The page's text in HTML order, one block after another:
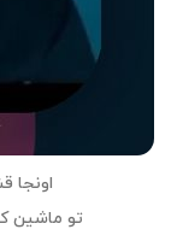
اونجا
تو ماشین